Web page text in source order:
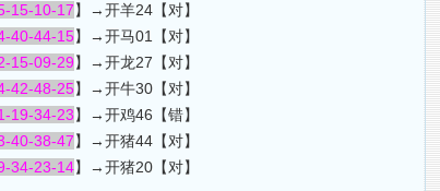
15-10-17】→开羊24【对】
40-44-15】→开马01【对】
15-09-29】→开龙27【对】
42-48-25】→开牛30【对】
19-34-23】→开鸡46【错】
40-38-47】→开猪44【对】
34-23-14】→开猪20【对】